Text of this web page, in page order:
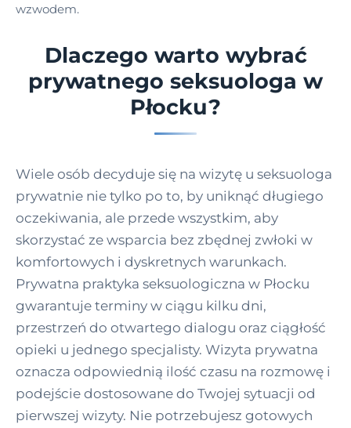
wzwodem.
Dlaczego warto wybrać
prywatnego seksuologa w
Płocku?
Wiele osób decyduje się na wizytę u seksuologa
prywatnie nie tylko po to, by uniknąć długiego
oczekiwania, ale przede wszystkim, aby
skorzystać ze wsparcia bez zbędnej zwłoki w
komfortowych i dyskretnych warunkach.
Prywatna praktyka seksuologiczna w Płocku
gwarantuje terminy w ciągu kilku dni,
przestrzeń do otwartego dialogu oraz ciągłość
opieki u jednego specjalisty. Wizyta prywatna
oznacza odpowiednią ilość czasu na rozmowę i
podejście dostosowane do Twojej sytuacji od
pierwszej wizyty. Nie potrzebujesz gotowych